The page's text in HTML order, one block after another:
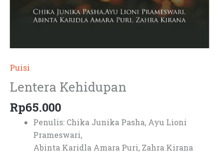
Puisi
Lentera Kehidupan
Rp65.000
Penulis: Chika Junika Pasha, Ayu Lioni
Prameswari,
Abinta Karidla Amara Puri, Zahra Kirana